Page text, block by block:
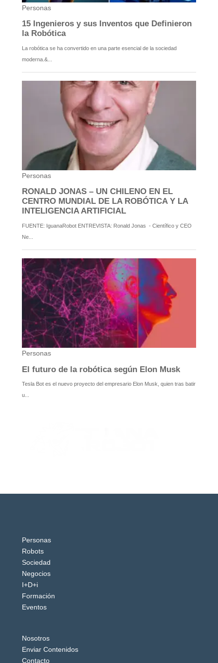
Personas
Robots
Sociedad
Negocios
I+D+i
Formación
Eventos
Nosotros
Enviar Contenidos
Contacto